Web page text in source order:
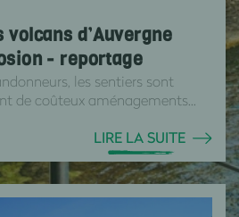
d’Auvergne
- reportage
les sentiers sont
de coûteux aménagements...
LIRE LA SUITE